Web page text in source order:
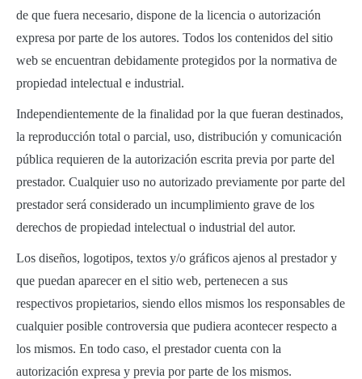
de que fuera necesario, dispone de la licencia o autorización
expresa por parte de los autores. Todos los contenidos del sitio
web se encuentran debidamente protegidos por la normativa de
propiedad intelectual e industrial.
Independientemente de la finalidad por la que fueran destinados,
la reproducción total o parcial, uso, distribución y comunicación
pública requieren de la autorización escrita previa por parte del
prestador. Cualquier uso no autorizado previamente por parte del
prestador será considerado un incumplimiento grave de los
derechos de propiedad intelectual o industrial del autor.
Los diseños, logotipos, textos y/o gráficos ajenos al prestador y
que puedan aparecer en el sitio web, pertenecen a sus
respectivos propietarios, siendo ellos mismos los responsables de
cualquier posible controversia que pudiera acontecer respecto a
los mismos. En todo caso, el prestador cuenta con la
autorización expresa y previa por parte de los mismos.